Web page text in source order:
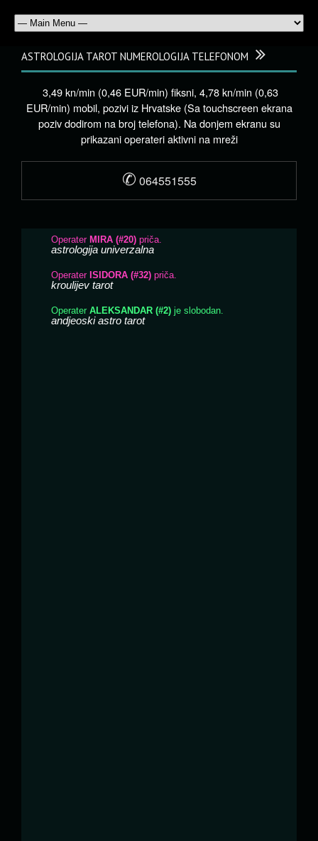
ASTROLOGIJA TAROT NUMEROLOGIJA TELEFONOM
3,49 kn/min (0,46 EUR/min) fiksni, 4,78 kn/min (0,63
EUR/min) mobil, pozivi iz Hrvatske (Sa touchscreen ekrana
poziv dodirom na broj telefona). Na donjem ekranu su
prikazani operateri aktivni na mreži
✆ 064551555